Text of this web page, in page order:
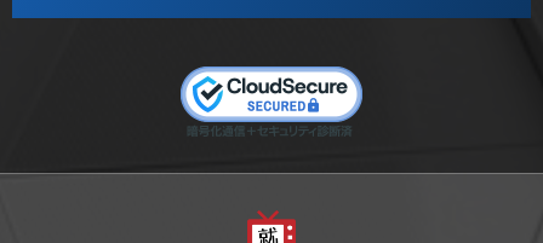
オンライン カイタック
キーエンス流性弱説経営 キーエンス解剖
セレクトショップ